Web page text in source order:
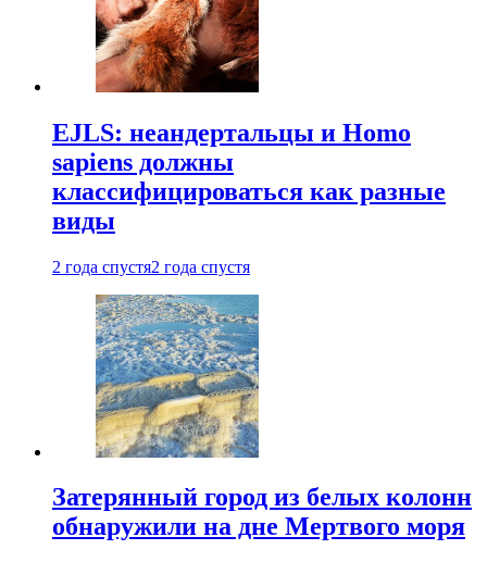
EJLS: неандертальцы и Homo
sapiens должны
классифицироваться как разные
виды
2 года спустя2 года спустя
Затерянный город из белых колонн
обнаружили на дне Мертвого моря